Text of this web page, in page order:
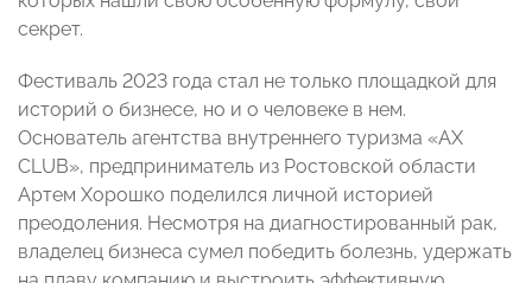
секрет.
Фестиваль 2023 года стал не только площадкой для
историй о бизнесе, но и о человеке в нем.
Основатель агентства внутреннего туризма «АХ
CLUB», предприниматель из Ростовской области
Артем Хорошко поделился личной историей
преодоления. Несмотря на диагностированный рак,
владелец бизнеса сумел победить болезнь, удержать